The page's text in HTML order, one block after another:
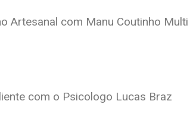
Artesanal com Manu Coutinho
com o Psicologo Lucas Braz